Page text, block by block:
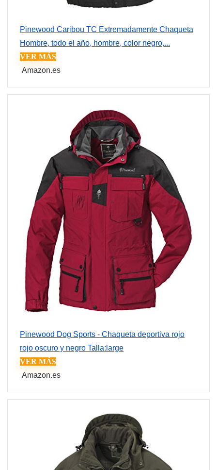
Pinewood Caribou TC Extremadamente Chaqueta
Hombre, todo el año, hombre, color negro,...
VER MÁS
Amazon.es
Pinewood Dog Sports - Chaqueta deportiva rojo
rojo oscuro y negro Talla:large
VER MÁS
Amazon.es